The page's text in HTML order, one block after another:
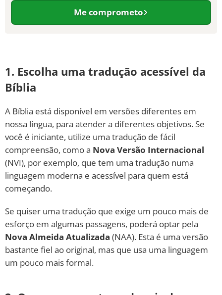
Me comprometo
1. Escolha uma tradução acessível da
Bíblia
A Bíblia está disponível em versões diferentes em
nossa língua, para atender a diferentes objetivos. Se
você é iniciante, utilize uma tradução de fácil
compreensão, como a Nova Versão Internacional
(NVI), por exemplo, que tem uma tradução numa
linguagem moderna e acessível para quem está
começando.
Se quiser uma tradução que exige um pouco mais de
esforço em algumas passagens, poderá optar pela
Nova Almeida Atualizada (NAA). Esta é uma versão
bastante fiel ao original, mas que usa uma linguagem
um pouco mais formal.